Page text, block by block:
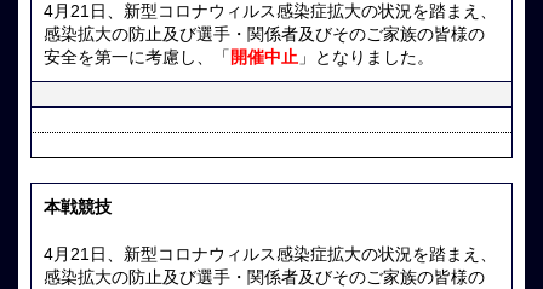
4月21日、新型コロナウィルス感染症拡大の状況を踏まえ、
感染拡大の防止及び選手・関係者及びそのご家族の皆様の
安全を第一に考慮し、「 開催中止 」となりました。
本戦競技
4月21日、新型コロナウィルス感染症拡大の状況を踏まえ、
感染拡大の防止及び選手・関係者及びそのご家族の皆様の